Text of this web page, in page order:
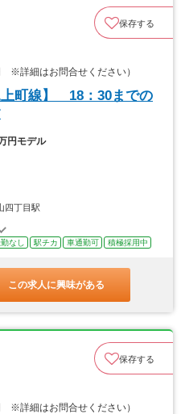
保存する
※詳細はお問合せください）
上町線】 18：30までの
円モデル
四丁目駅
なし 駅チカ 車通勤可 積極採用中
この求人に興味がある
保存する
※詳細はお問合せください）